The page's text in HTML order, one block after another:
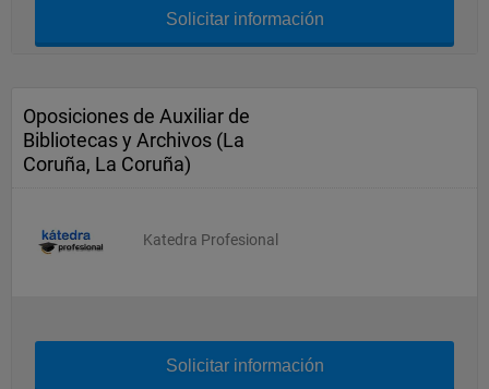
Solicitar información
Oposiciones de Auxiliar de
Bibliotecas y Archivos (La
Coruña, La Coruña)
Katedra Profesional
Solicitar información